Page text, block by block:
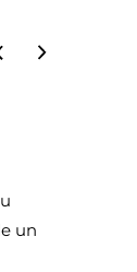
un